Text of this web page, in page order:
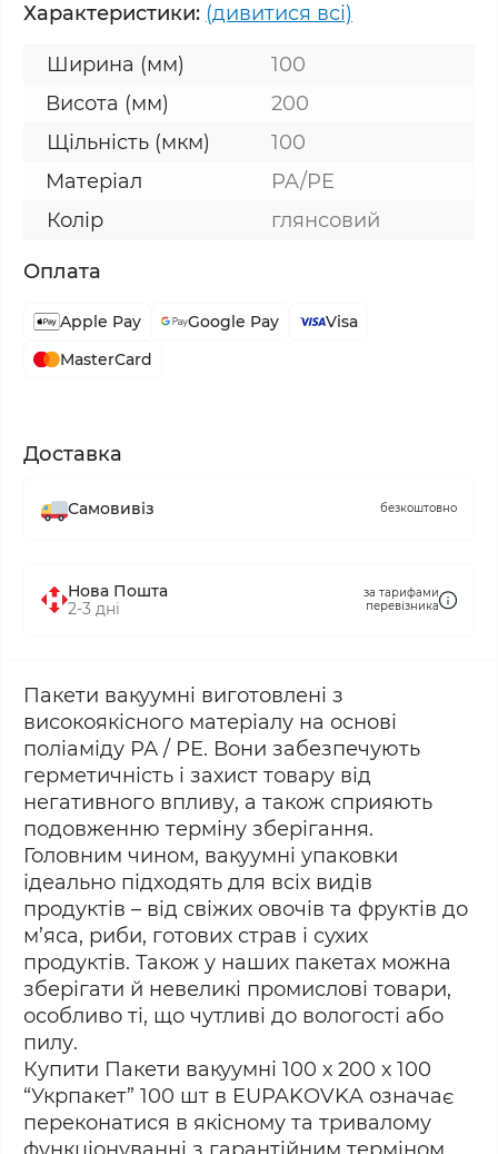
Характеристики: (дивитися всі)
Ширина (мм)
100
Висота (мм)
200
Щільність (мкм)
100
Матеріал
PA/PE
Колір
глянсовий
Оплата
Apple Pay Google Pay
Visa
MasterCard
Доставка
Самовивіз безкоштовно
Нова Пошта
2-3 дні
за тарифами
перевізника
Пакети вакуумні виготовлені з
високоякісного матеріалу на основі
поліаміду РА / РЕ. Вони забезпечують
герметичність і захист товару від
негативного впливу, а також сприяють
подовженню терміну зберігання.
Головним чином, вакуумні упаковки
ідеально підходять для всіх видів
продуктів – від свіжих овочів та фруктів до
м’яса, риби, готових страв і сухих
продуктів. Також у наших пакетах можна
зберігати й невеликі промислові товари,
особливо ті, що чутливі до вологості або
пилу.
Купити Пакети вакуумні 100 х 200 х 100
“Укрпакет” 100 шт в EUPAKOVKA означає
переконатися в якісному та тривалому